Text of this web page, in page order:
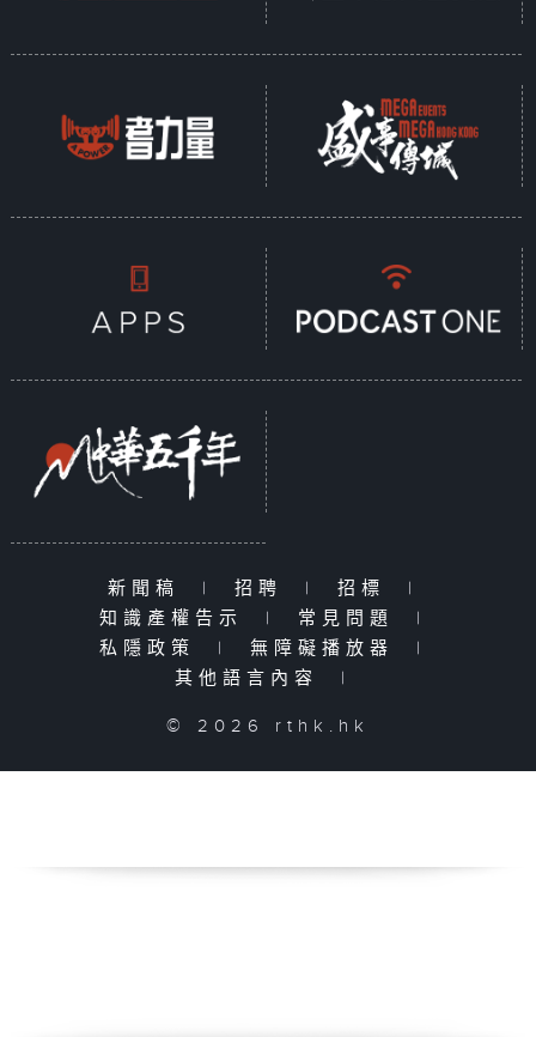
新聞稿 | 招聘 | 招標
|
知識產權告示
| 常見問題
|
私隱政策
| 無障礙播放器
|
其他語言內容
|
© 2026 rthk.hk